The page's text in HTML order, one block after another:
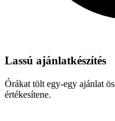
Lassú ajánlatkészítés
Órákat tölt egy-egy ajánlat
értékesítene.